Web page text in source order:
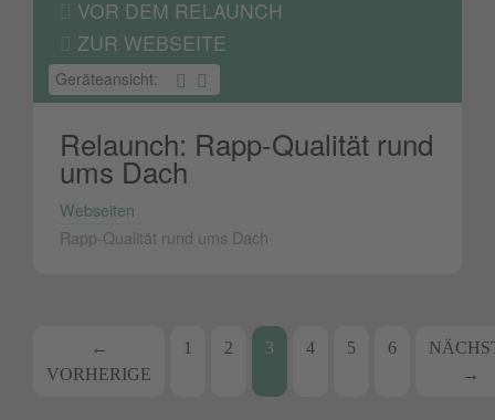
VOR DEM RELAUNCH
ZUR WEBSEITE
Geräteansicht:
Relaunch: Rapp-Qualität rund
ums Dach
Webseiten
Rapp-Qualität rund ums Dach
Beitrags-
←
VORHERIGE
1 2 3 4 5 6
→